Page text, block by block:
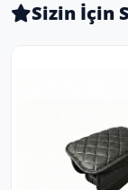
Sizin İçin